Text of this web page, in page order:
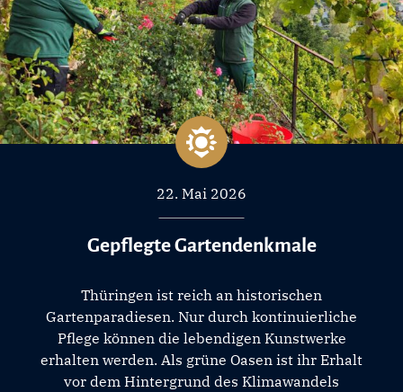
22. Mai 2026
Gepflegte Gartendenkmale
Thüringen ist reich an historischen
Gartenparadiesen. Nur durch kontinuierliche
Pflege können die lebendigen Kunstwerke
erhalten werden. Als grüne Oasen ist ihr Erhalt
vor dem Hintergrund des Klimawandels